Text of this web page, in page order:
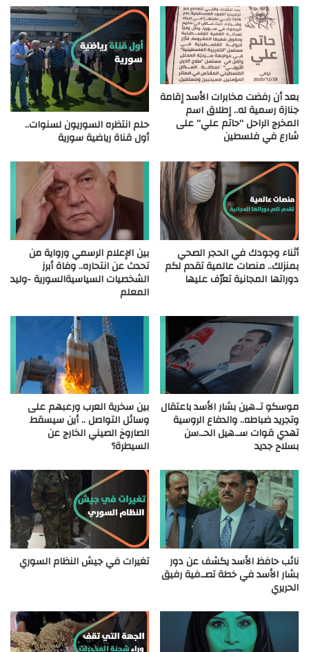
بعد أن رفضت مخابرات الأسد إقامة
جنازة رسمية له.. إطلاق اسم
المخرج الراحل “حاتم علي” على
شارع في فلسطين
حلم انتظره السوريون لسنوات..
أول قناة رياضية سورية
أثناء وجودك في الحجر الصحي
بمنزلك.. منصات عالمية تقدم لكم
دوراتها المجانية تعرّف عليها
بين الإعلام الرسمي ورواية من
تحدث عن انتحاره.. وفاة أبرز
الشخصيات السياسيةالسورية -وليد
المعلم
موسكو تـ.هين بشار الأسد باعتقال
وتجريد ضباطه.. والدفاع الروسية
تهدي قوات سـ.هيل الحـ.سن
بسلاح جديد
بين سخرية العرب ورعبهم على
وسائل التواصل .. أين سيسقط
الصاروخ الصيني الخارج عن
السيطرة؟
نائب حافظ الأسد يكشف عن دور
بشار الأسد في خطة تصـ.فية رفيق
الحريري
تغيرات في جيش النظام السوري